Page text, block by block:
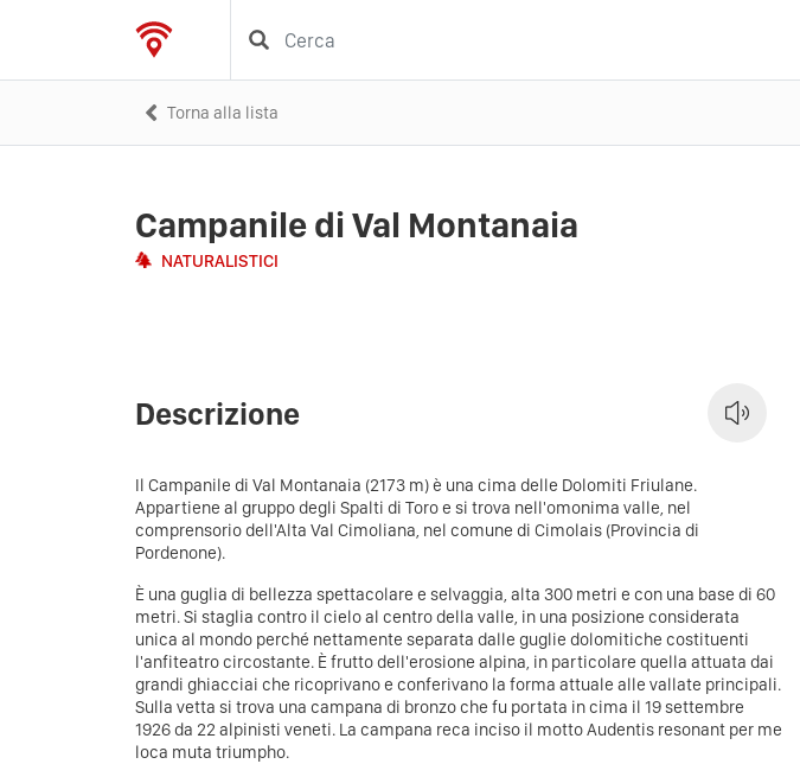
Torna alla lista
Campanile di Val Montanaia
NATURALISTICI
Descrizione
Il Campanile di Val Montanaia (2173 m) è una cima delle Dolomiti Friulane.
Appartiene al gruppo degli Spalti di Toro e si trova nell'omonima valle, nel
comprensorio dell'Alta Val Cimoliana, nel comune di Cimolais (Provincia di
Pordenone).
È una guglia di bellezza spettacolare e selvaggia, alta 300 metri e con una base di 60
metri. Si staglia contro il cielo al centro della valle, in una posizione considerata
unica al mondo perché nettamente separata dalle guglie dolomitiche costituenti
l'anfiteatro circostante. È frutto dell'erosione alpina, in particolare quella attuata dai
grandi ghiacciai che ricoprivano e conferivano la forma attuale alle vallate principali.
Sulla vetta si trova una campana di bronzo che fu portata in cima il 19 settembre
1926 da 22 alpinisti veneti. La campana reca inciso il motto Audentis resonant per me
loca muta triumpho.